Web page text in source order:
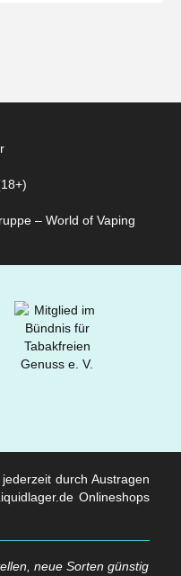
– World of Vaping
durch Austragen
Onlineshops
neue Sorten günstig